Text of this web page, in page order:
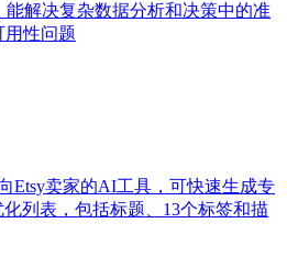
解决复杂数据分析和决策中的准
用性问题
Etsy卖家的AI工具，可快速生成专
列表，包括标题、13个标签和描